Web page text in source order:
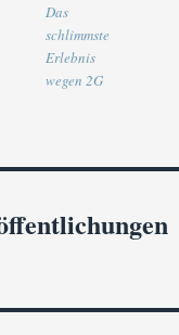
Das
schlimmste
Erlebnis
wegen 2G